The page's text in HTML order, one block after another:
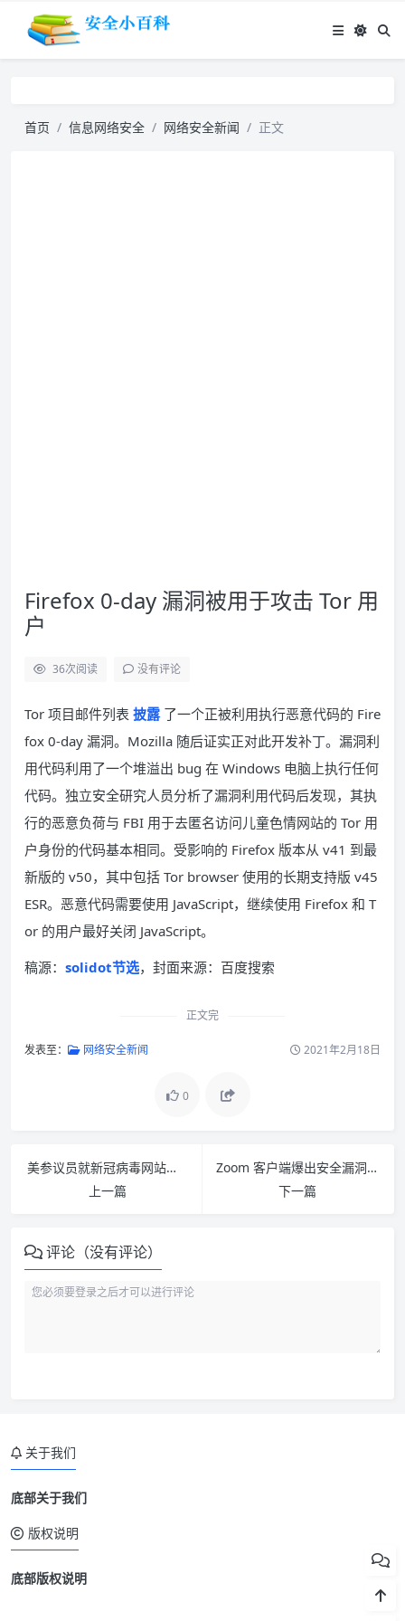
首页 信息网络安全 网络安全新闻 正文
Firefox 0-day 漏洞被用于攻击 Tor 用
户
36次阅读 没有评论
Tor 项目邮件列表 披露 了一个正被利用执行恶意代码的 Fire
fox 0-day 漏洞。Mozilla 随后证实正对此开发补丁。漏洞利
用代码利用了一个堆溢出 bug 在 Windows 电脑上执行任何
代码。独立安全研究人员分析了漏洞利用代码后发现，其执
行的恶意负荷与 FBI 用于去匿名访问儿童色情网站的 Tor 用
户身份的代码基本相同。受影响的 Firefox 版本从 v41 到最
新版的 v50，其中包括 Tor browser 使用的长期支持版 v45
ESR。恶意代码需要使用 JavaScript，继续使用 Firefox 和 T
or 的用户最好关闭 JavaScript。
稿源： solidot节选，封面来源：百度搜索
正文完
发表至： 网络安全新闻 2021年2月18日
0
美参议员就新冠病毒网站的数据隐私问题向 Verily 施压
上一篇
Zoom 客户端爆出安全漏洞 可向攻击者泄露 Windows 登陆凭据
下一篇
评论（没有评论）
关于我们
底部关于我们
版权说明
底部版权说明